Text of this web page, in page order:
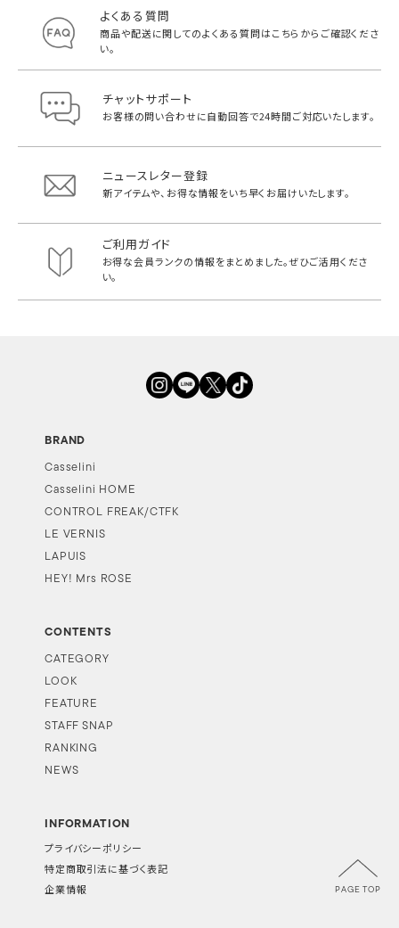
よくある質問
商品や配送に関してのよくある質問はこちらからご確認くださ
い。
チャットサポート
お客様の問い合わせに自動回答で24時間ご対応いたします。
ニュースレター登録
新アイテムや、お得な情報をいち早く お届けいたします。
ご利用ガイド
お得な会員ランクの情報をまとめました。ぜひご活用くださ
い。
BRAND
Casselini
Casselini HOME
CONTROL FREAK/CTFK
LE VERNIS
LAPUIS
HEY! Mrs ROSE
CONTENTS
CATEGORY
LOOK
FEATURE
STAFF SNAP
RANKING
NEWS
INFORMATION
プライバシーポリシー
特定商取引法に基づく表記
企業情報 PAGE TOP